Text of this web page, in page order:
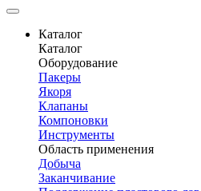
Каталог
Каталог
Оборудование
Пакеры
Якоря
Клапаны
Компоновки
Инструменты
Область применения
Добыча
Заканчивание